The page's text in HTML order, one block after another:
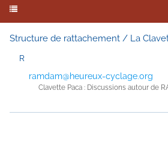
Structure de rattachement / La
R
ramdam@heureux-cyclage.org
Clavette Paca : Discussions autour de